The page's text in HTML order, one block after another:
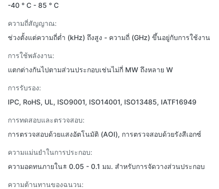
-40 ° C - 85 ° C
ความถี่สัญญาณ:
ช่วงตั้งแต่ความถี่ต่ำ (kHz) ถึงสูง - ความถี่ (GHz) ขึ้นอยู่กับการใช้งาน
การใช้พลังงาน:
แตกต่างกันไปตามส่วนประกอบเช่นไม่กี่ MW ถึงหลาย W
การรับรอง:
IPC, RoHS, UL, ISO9001, ISO14001, ISO13485, IATF16949
การทดสอบและตรวจสอบ:
การตรวจสอบด้วยแสงอัตโนมัติ (AOI), การตรวจสอบด้วยรังสีเอกซ์
ความแม่นยำในการประกอบ:
ความอดทนภายใน± 0.05 - 0.1 มม. สำหรับการจัดวางส่วนประกอบ
ความต้านทานของฉนวน: